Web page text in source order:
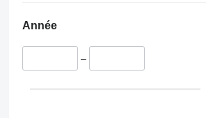
Année
–